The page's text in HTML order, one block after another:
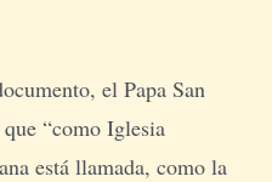
el Papa San
“como Iglesia
está llamada, como la